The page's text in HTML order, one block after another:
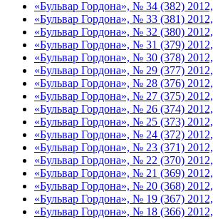
«Бульвар Гордона», № 34 (382) 2012,
«Бульвар Гордона», № 33 (381) 2012,
«Бульвар Гордона», № 32 (380) 2012,
«Бульвар Гордона», № 31 (379) 2012,
«Бульвар Гордона», № 30 (378)
«Бульвар Гордона», № 29 (377)
«Бульвар Гордона», № 28 (376)
«Бульвар Гордона», № 27 (375)
«Бульвар Гордона», № 26 (374)
«Бульвар Гордона», № 25 (373)
«Бульвар Гордона», № 24 (372)
«Бульвар Гордона», № 23 (371)
«Бульвар Гордона», № 22 (370)
«Бульвар Гордона», № 21 (369)
«Бульвар Гордона», № 20 (368)
«Бульвар Гордона», № 19 (367)
«Бульвар Гордона», № 18 (366)